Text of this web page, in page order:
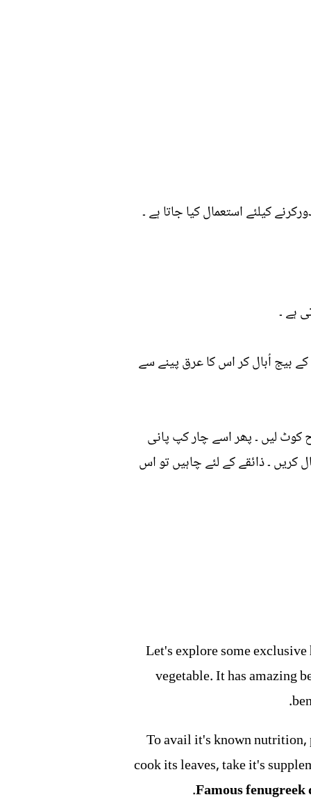
کیلئے استعمال کیا جاتا ہے ۔
ہے ۔
بیج اُبال کر اس کا عرق پینے سے
لیں ۔ پھر اسے چار کپ پانی
کریں ۔ ذائقے کے لئے چاہیں تو اس
Let's explore some exclusive
vegetable. It has amazing
To avail it's known nutrition,
cook its leaves, take it's
Famous fenugreek
.